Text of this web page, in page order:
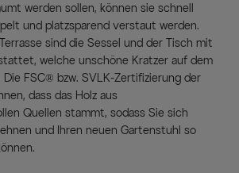
werden sollen, können sie schnell
und platzsparend verstaut werden.
sind die Sessel und der Tisch mit
welche unschöne Kratzer auf dem
Die FSC® bzw. SVLK-Zertifizierung der
dass das Holz aus
Quellen stammt, sodass Sie sich
und Ihren neuen Gartenstuhl so